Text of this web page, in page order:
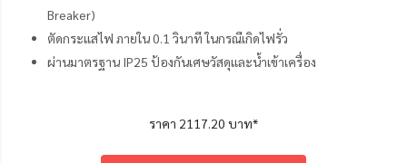
Breaker)
ตัดกระแสไฟ ภายใน 0.1 วินาที ในกรณีเกิดไฟรั่ว
ผ่านมาตรฐาน IP25 ป้องกันเศษวัสดุและน้ำเข้าเครื่อง
ราคา 2117.20 บาท*